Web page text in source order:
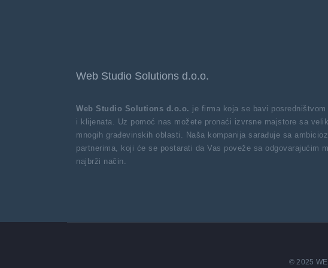
Web Studio Solutions d.o.o.
Web Studio Solutions d.o.o. je firma koja se bavi
i klijenata. Uz pomoć nas možete pronaći izvrsne majstore sa
mnogih građevinskih oblasti. Naša kompanija sarađuje sa
partnerima, koji će se postarati da Vas poveže sa odgovarajućim
najbrži način.
© 2025